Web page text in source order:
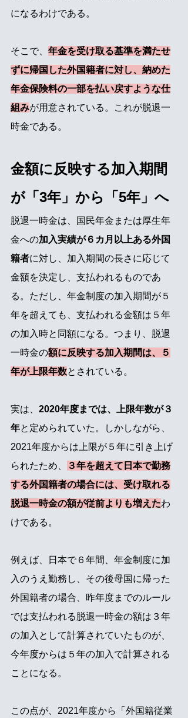
になるわけである。
そこで、 年金を受け取る基準を満たせ
ずに帰国した外国籍者に対し、納めた
年金保険料の一部を払い戻すような仕
組みが用意されている。これが脱退一
時金である。
金額に反映する加入期間
が「3年」から「5年」へ
脱退一時金は、国民年金または厚生年
金への加入実績が６カ月以上ある外国
籍者に対し、加入期間の長さに応じて
金額を決定し、支払われるものであ
る。ただし、年金制度の加入期間が５
年を超えても、支払われる金額は５年
の加入時と同額になる。つまり、脱退
一時金の額に反映する加入期間は、５
年が上限年数とされている。
実は、 2020年度までは、上限年数が３
年と定められていた。しかしながら、
2021年度からは上限が５年に引き上げ
られたため、
３年を超えて日本で勤務
する外国籍者の場合には、受け取れる
脱退一時金の額が従前よりも増えたわ
けである。
例えば、日本で６年間、年金制度に加
入のうえ勤務し、その後母国に帰った
外国籍者の場合、昨年度までのルール
では支払われる脱退一時金の額は３年
の加入として計算されていたものが、
今年度からは５年の加入で計算される
ことになる。
この点が、2021年度から「外国籍従業